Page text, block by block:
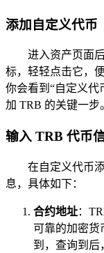
添加自定义代币
进入资产页面
标，轻轻点击它，
你会看到“自定义代
加 TRB 的关键一步
输入 TRB 代币
在自定义代币
息，具体如下：
合约地址：
可靠的加密货
到，查询到后